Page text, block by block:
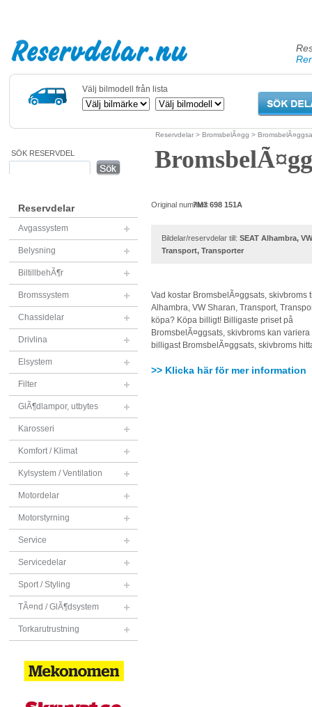
Välj bilmodell från lista
Reservdelar > BromsbelÃ¤gg >
SÖK RESERVDEL
Reservdelar
Avgassystem
Belysning
BiltillbehÃ¶r
Bromssystem
Chassidelar
Drivlina
Elsystem
Filter
GlÃ¶dlampor, utbytes
Karosseri
Komfort / Klimat
Kylsystem / Ventilation
Motordelar
Motorstyrning
Service
Servicedelar
Sport / Styling
TÃ¤nd / GlÃ¶dsystem
Torkarutrustning
Original nummer:7M3 698 151A
Bildelar/reservdelar till: SEAT Alhambra,
Transport, Transporter
Vad kostar BromsbelÃ¤ggsats, skivbroms
Alhambra, VW Sharan, Transport,
köpa? Köpa billigt! Billigaste priset på
BromsbelÃ¤ggsats, skivbroms kan
billigast BromsbelÃ¤ggsats, skivbroms
>> Klicka här för mer information